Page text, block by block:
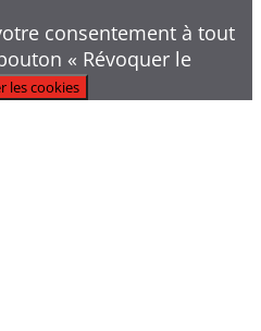
consentement à tout
« Révoquer le
les cookies